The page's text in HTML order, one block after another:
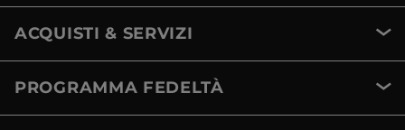
ACQUISTI & SERVIZI
PROGRAMMA FEDELTÀ